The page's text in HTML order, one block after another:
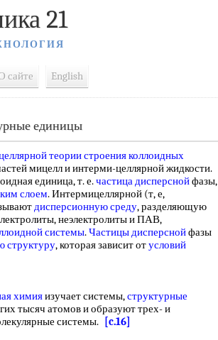
21
сайте English
единицы
теории строенияколлоидных
мицелл и интерми-целлярной жидкости.
единица, т. е.частица дисперснойфазы,
слоем. Интермицеллярной (т, е,
дисперсионную среду, разделяющую
неэлектролиты и ПАВ,
системы.Частицы дисперснойфазы
структуру, которая зависит отусловий
химияизучает системы,структурные
тысяч атомов и образуют трех- и
системы.
[c.16]